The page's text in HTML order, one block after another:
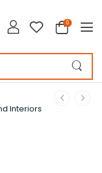
0
Interiors